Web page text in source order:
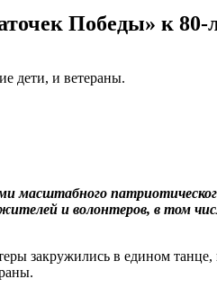
Победы» к
дети, и ветераны.
масштабного
и волонтеров, в том
закружились в едином